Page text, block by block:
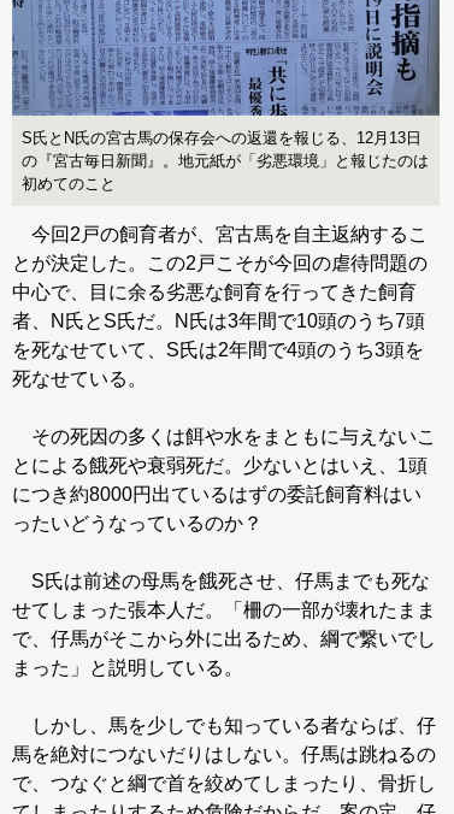
S氏とN氏の宮古馬の保存会への返還を報じる、12月13日
の『宮古毎日新聞』。地元紙が「劣悪環境」と報じたのは
初めてのこと
今回2戸の飼育者が、宮古馬を自主返納するこ
とが決定した。この2戸こそが今回の虐待問題の
中心で、目に余る劣悪な飼育を行ってきた飼育
者、N氏とS氏だ。N氏は3年間で10頭のうち7頭
を死なせていて、S氏は2年間で4頭のうち3頭を
死なせている。
その死因の多くは餌や水をまともに与えないこ
とによる餓死や衰弱死だ。少ないとはいえ、1頭
につき約8000円出ているはずの委託飼育料はい
ったいどうなっているのか？
S氏は前述の母馬を餓死させ、仔馬までも死な
せてしまった張本人だ。「柵の一部が壊れたまま
で、仔馬がそこから外に出るため、綱で繋いでし
まった」と説明している。
しかし、馬を少しでも知っている者ならば、仔
馬を絶対につないだりはしない。仔馬は跳ねるの
で、つなぐと綱で首を絞めてしまったり、骨折し